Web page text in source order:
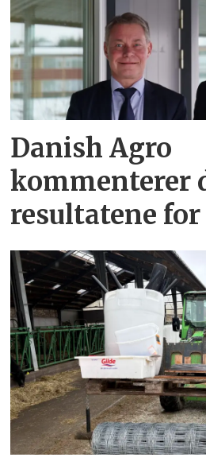
Danish Agro
kommenterer
resultatene for